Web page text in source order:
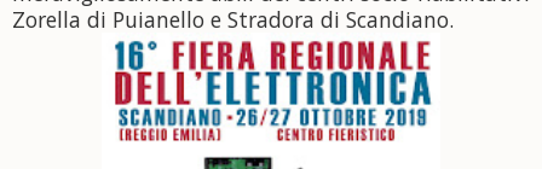
Zorella di Puianello e Stradora di Scandiano.